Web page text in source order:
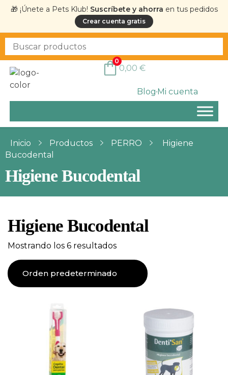
🎁 ¡Únete a Pets Klub! Suscríbete y ahorra en tus pedidos
Crear cuenta gratis
BlogMi cuenta
0
0,00 €
Inicio Productos PERRO
Higiene
Bucodental
Higiene Bucodental
Higiene Bucodental
Mostrando los 6 resultados